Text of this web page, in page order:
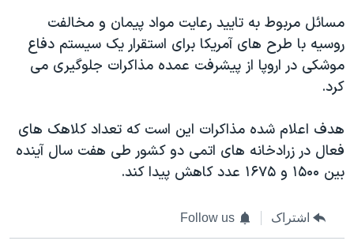
مسائل مربوط به تایید رعایت مواد پیمان و مخالفت
روسیه با طرح های آمریکا برای استقرار یک سیستم دفاع
موشکی در اروپا از پیشرفت عمده مذاکرات جلوگیری می
کرد.
هدف اعلام شده مذاکرات این است که تعداد کلاهک های
فعال در زرادخانه های اتمی دو کشور طی هفت سال آینده
بین ۱۵۰۰ و ۱۶۷۵ عدد کاهش پیدا کند.
اشتراک Follow us